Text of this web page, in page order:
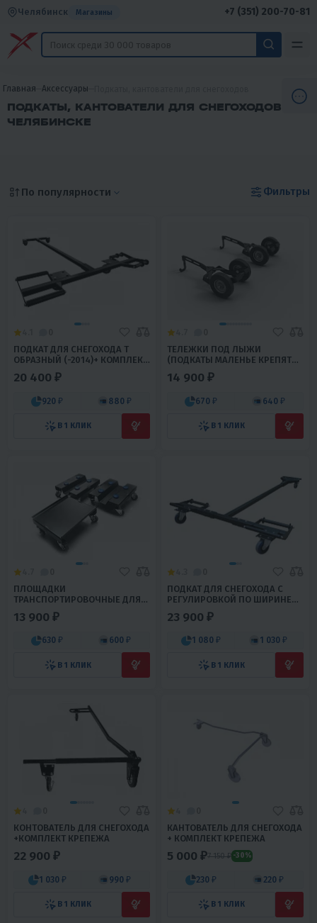
Челябинск Магазины +7 (351) 200-70-81
Главная Аксессуары
ПОДКАТЫ, КАНТОВАТЕЛИ ДЛЯ СНЕГОХОДОВ В
ЧЕЛЯБИНСКЕ
По популярности Фильтры
ПОДКАТ ДЛЯ СНЕГОХОДА Т
ОБРАЗНЫЙ (-2014)+ КОМПЛЕКТ
20 400 ₽
920 ₽ 880 ₽
В 1 КЛИК
ТЕЛЕЖКИ ПОД ЛЫЖИ
(ПОДКАТЫ МАЛЕНЬЕ КРЕПЯТСЯ
К ЛЫЖАМ) СНЕГОХОДА
+КОМПЛЕКТ КРЕПЕЖА
14 900 ₽
670 ₽ 640 ₽
В 1 КЛИК
ПЛОЩАДКИ
ТРАНСПОРТИРОВОЧНЫЕ ДЛЯ
СНЕГОХОДА (-2014)+
КОМПЛЕКТ КРЕПЕЖА
13 900 ₽
630 ₽ 600 ₽
В 1 КЛИК
ПОДКАТ ДЛЯ СНЕГОХОДА С
РЕГУЛИРОВКОЙ ПО ШИРИНЕ
ЛЫЖ+ КОМПЛЕКТ КРЕПЕЖА
23 900 ₽
1 080 ₽ 1 030 ₽
В 1 КЛИК
КОНТОВАТЕЛЬ ДЛЯ СНЕГОХОДА
+КОМПЛЕКТ КРЕПЕЖА
22 900 ₽
1 030 ₽ 990 ₽
В 1 КЛИК
КАНТОВАТЕЛЬ ДЛЯ СНЕГОХОДА
+ КОМПЛЕКТ КРЕПЕЖА
5 000 ₽7 150 ₽ -30%
230 ₽ 220 ₽
В 1 КЛИК